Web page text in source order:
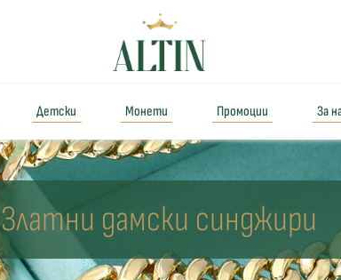
Детски Монети Промоции За
Златни дамски синджири